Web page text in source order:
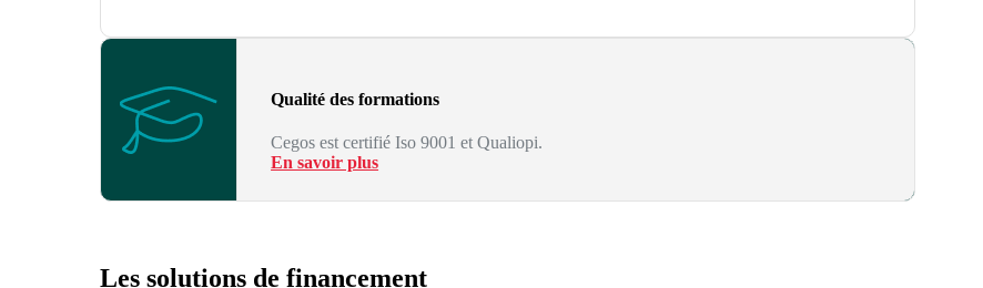
Qualité des formations
Cegos est certifié Iso 9001 et Qualiopi.
En savoir plus
Les solutions de financement